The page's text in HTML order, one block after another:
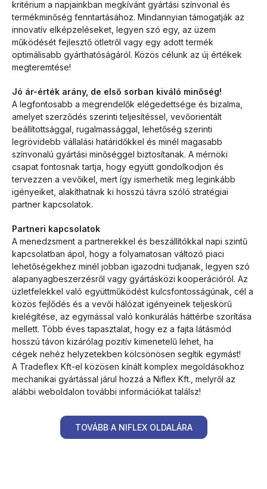
kritérium a napjainkban megkívánt gyártási színvonal és
termékminőség fenntartásához. Mindannyian támogatják az
innovatív elképzeléseket, legyen szó egy, az üzem
működését fejlesztő ötletről vagy egy adott termék
optimálisabb gyárthatóságáról. Közös célunk az új értékek
megteremtése!
Jó ár-érték arány, de első sorban kiváló minőség!
A legfontosabb a megrendelők elégedettsége és bizalma,
amelyet szerződés szerinti teljesítéssel, vevőorientált
beállítottsággal, rugalmassággal, lehetőség szerinti
legrövidebb vállalási határidőkkel és minél magasabb
színvonalú gyártási minőséggel biztosítanak. A mérnöki
csapat fontosnak tartja, hogy együtt gondolkodjon és
tervezzen a vevőikel, mert így ismerhetik meg leginkább
igényeiket, alakíthatnak ki hosszú távra szóló stratégiai
partner kapcsolatok.
Partneri kapcsolatok
A menedzsment a partnerekkel és beszállítókkal napi szintű
kapcsolatban ápol, hogy a folyamatosan változó piaci
lehetőségekhez minél jobban igazodni tudjanak, legyen szó
alapanyagbeszerzésről vagy gyártásközi kooperációról. Az
üzletfelekkel való együttműködést kulcsfontosságúnak, cél a
közös fejlődés és a vevői hálózat igényeinek teljeskörű
kielégítése, az egymással való konkurálás háttérbe szorítása
mellett. Több éves tapasztalat, hogy ez a fajta látásmód
hosszú távon kizárólag pozitív kimenetelű lehet, ha
cégek nehéz helyzetekben kölcsönösen segítik egymást!
A Tradeflex Kft-el közösen kínált komplex megoldásokhoz
mechanikai gyártással járul hozzá a Niflex Kft., melyről az
alábbi weboldalon további információkat találsz!
TOVÁBB A NIFLEX OLDALÁRA